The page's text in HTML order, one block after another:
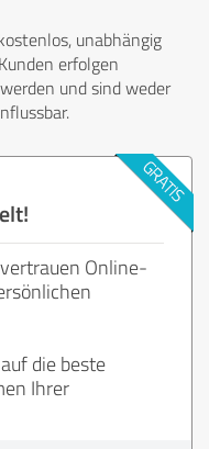
unabhängig
erfolgen
und sind weder
Online-
die beste
Ihrer